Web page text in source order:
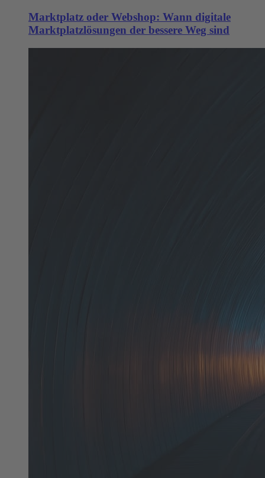
Marktplatz oder Webshop: Wann digitale
Marktplatzlösungen der bessere Weg sind